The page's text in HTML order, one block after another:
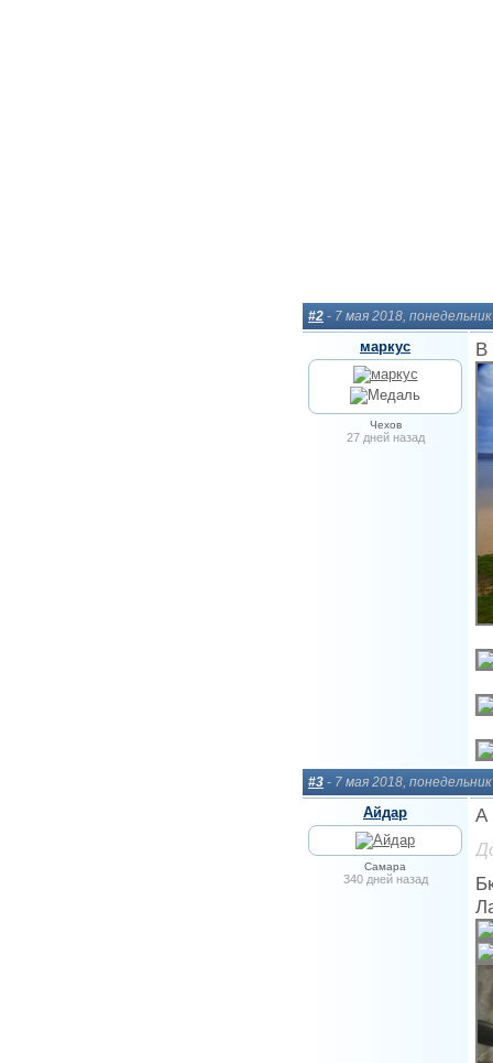
#2 - 7 мая 2018, понедельник
маркус
Чехов
27 дней назад
В
#3 - 7 мая 2018, понедельник
Айдар
Самара
340 дней назад
А